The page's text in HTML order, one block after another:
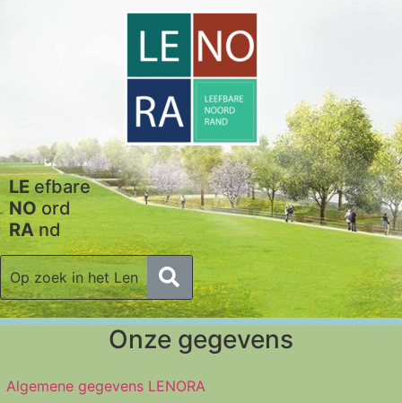
LEefbare
NOord
RAnd
Onze gegevens
Algemene gegevens LENORA